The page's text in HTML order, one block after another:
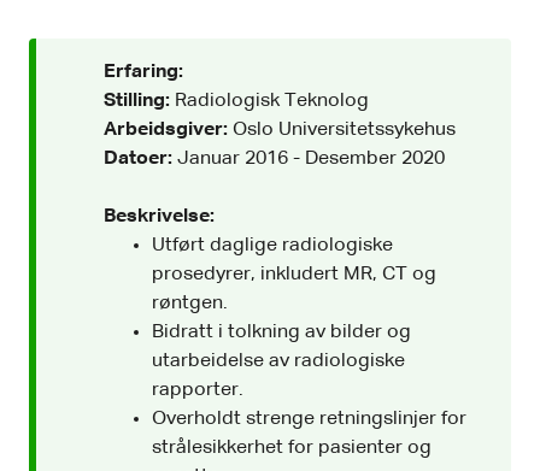
Erfaring:
Stilling: Radiologisk Teknolog
Arbeidsgiver: Oslo Universitetssykehus
Datoer: Januar 2016 - Desember 2020
Beskrivelse:
Utført daglige radiologiske
prosedyrer, inkludert MR, CT og
røntgen.
Bidratt i tolkning av bilder og
utarbeidelse av radiologiske
rapporter.
Overholdt strenge retningslinjer for
strålesikkerhet for pasienter og